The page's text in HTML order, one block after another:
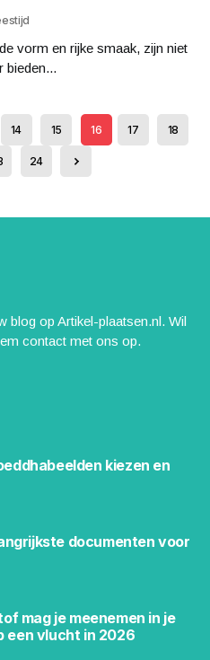
vorm en rijke smaak, zijn niet
bieden...
14 15 16 17 18
24
blog op Artikel-plaatsen.nl. Wil
contact met ons op.
kiezen en
documenten voor
mag je meenemen in je
een vlucht in 2026